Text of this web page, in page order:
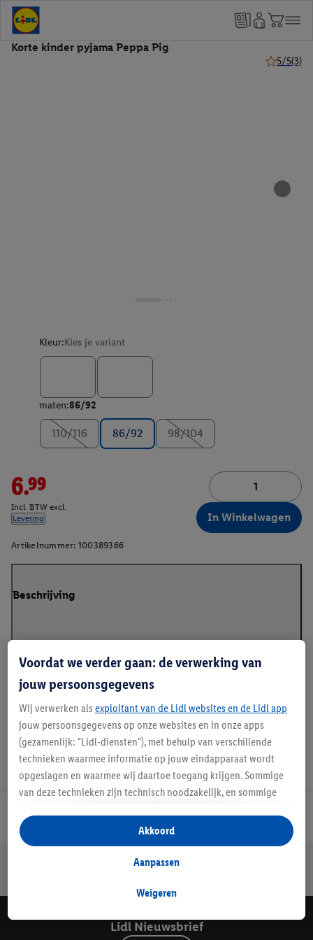
Korte kinder pyjama Peppa Pig
5/5(3)
Kleur:Kies je variant
maten:86/92
110/116 86/92 98/104
6.99
Incl. BTW excl.
Levering
In Winkelwagen
Artikelnummer: 100389366
Beschrijving
Details over productveiligheid
Lidl Nieuwsbrief
Jouw voordelen bij ons als Lidl webshop klant
Lidl Nieuwsbrief
Voordat we verder gaan: de verwerking van
jouw persoonsgegevens
Wij verwerken als exploitant van de Lidl websites en de Lidl app
jouw persoonsgegevens op onze websites en in onze apps
(gezamenlijk: "Lidl-diensten"), met behulp van verschillende
technieken waarmee informatie op jouw eindapparaat wordt
opgeslagen en waarmee wij daartoe toegang krijgen. Sommige
van deze technieken zijn technisch noodzakelijk, en sommige
opslaan van voorkeursinstellingen, het verzamelen en
analyseren van statistieken of voor het tonen van
gepersonaliseerde reclame binnen en buiten de Lidl-diensten.
gegevens over jouw aankoopgedrag in de winkel ook voor de
Als je hier toestemming geeft aan ons voor het personaliseren
Weigeren
Aanpassen
Akkoord